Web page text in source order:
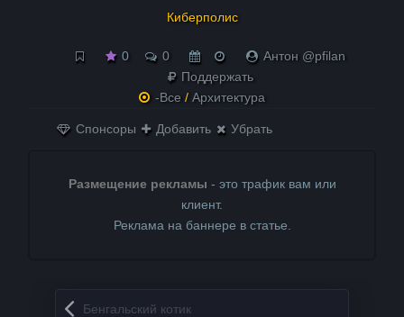
Киберполис
0 0
Антон @pfilan
Поддержать
-Все / Архитектура
Спонсоры Добавить Убрать
Размещение рекламы - это трафик вам или
клиент.
Реклама на баннере в статье.
Запись навигация
Бенгальский котик